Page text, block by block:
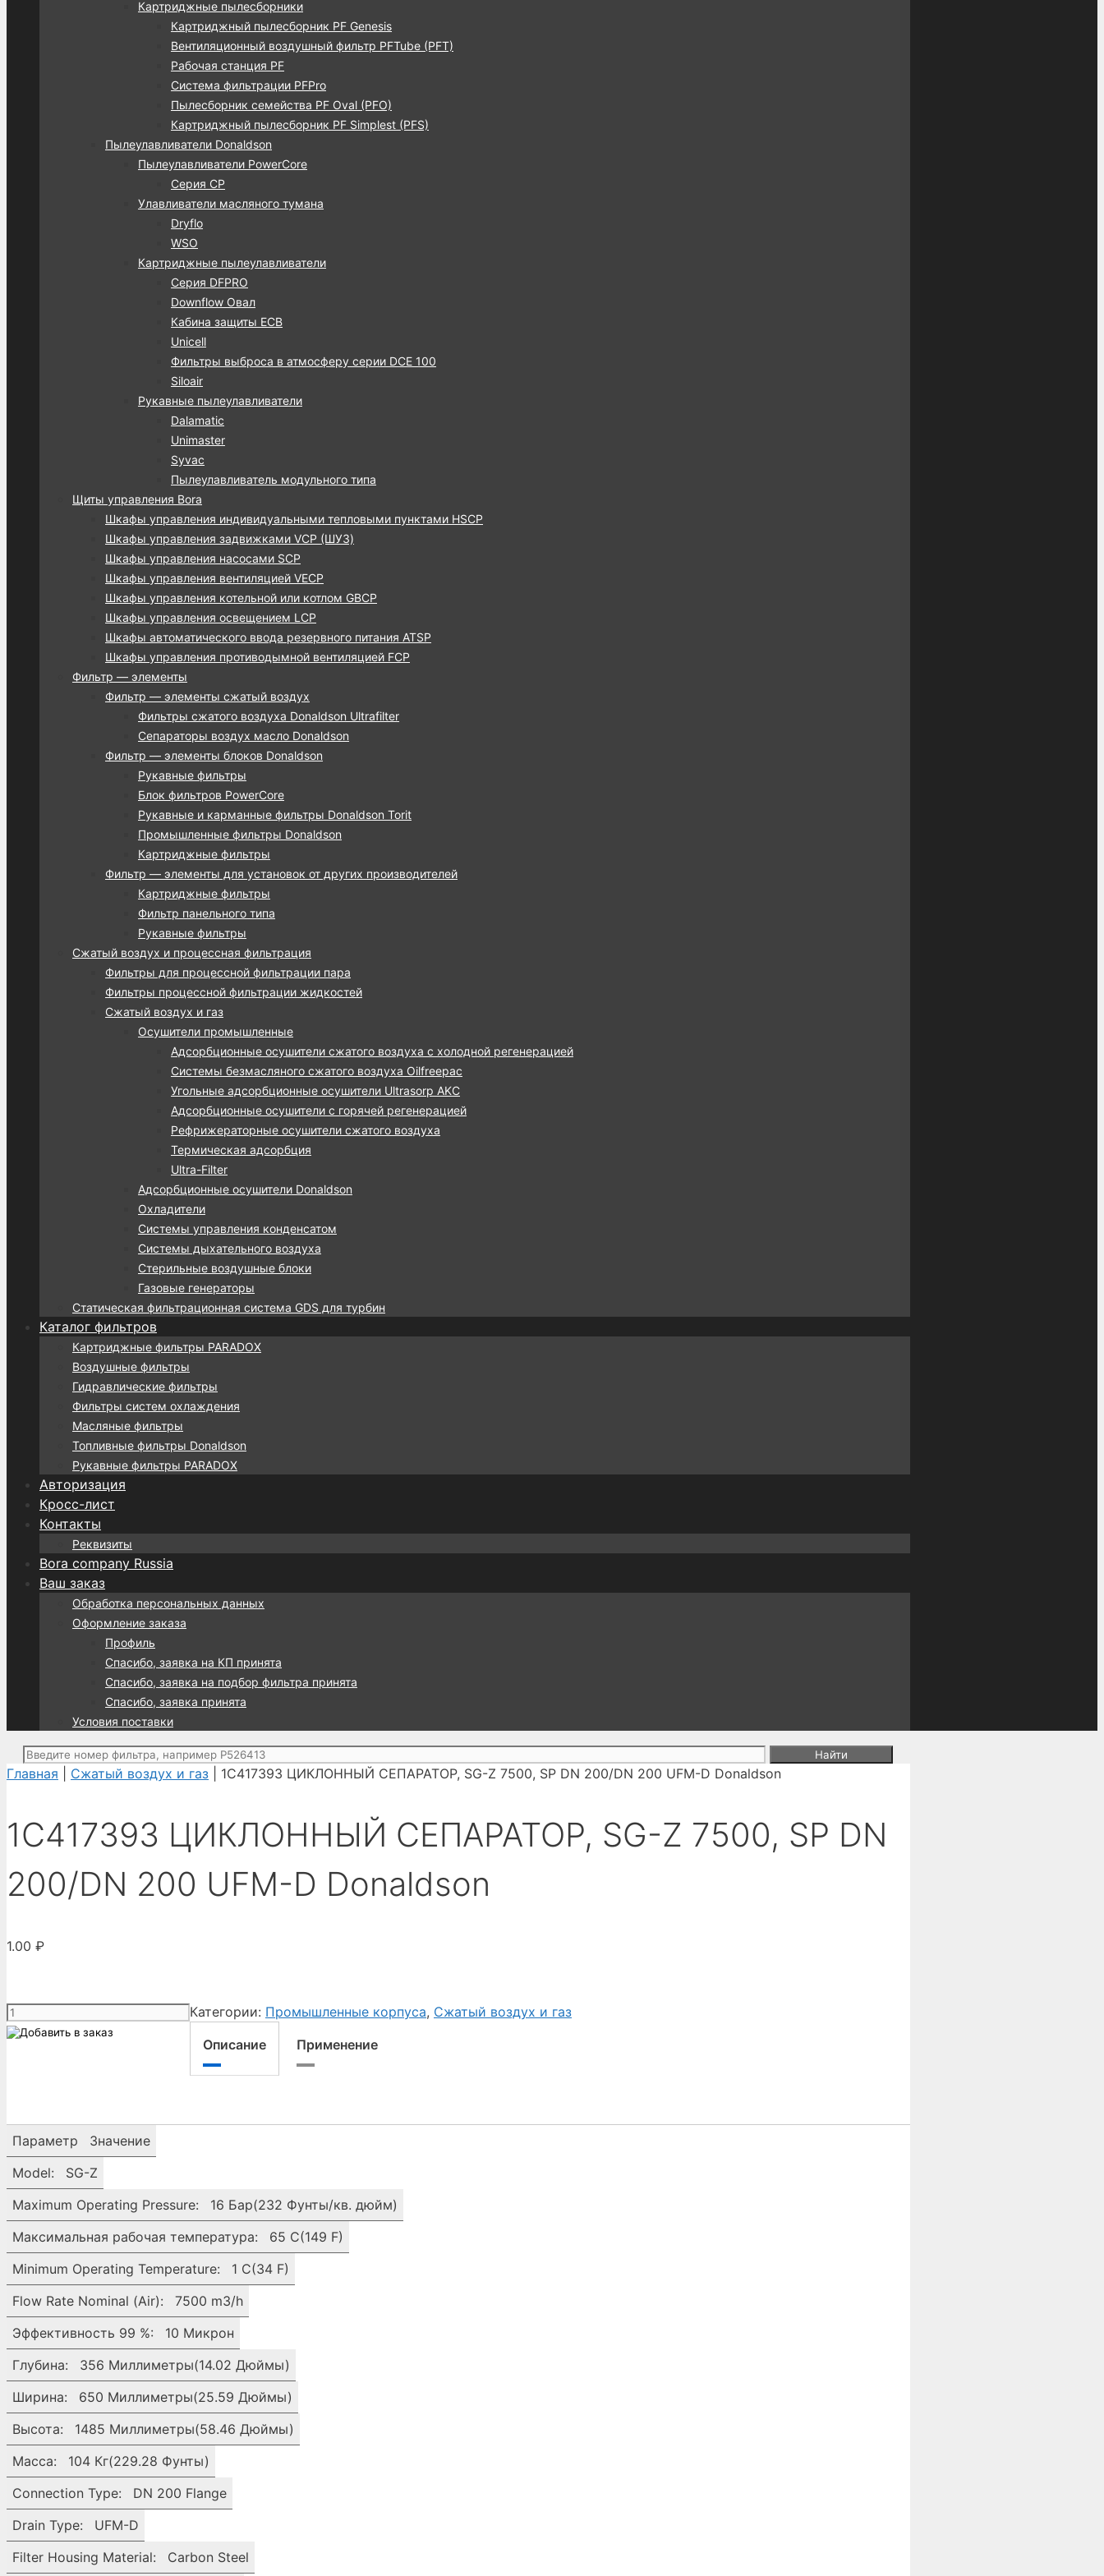
Картриджные пылесборники
Картриджный пылесборник PF Genesis
Вентиляционный воздушный фильтр PFTube (PFT)
Рабочая станция PF
Система фильтрации PFPro
Пылесборник семейства PF Oval (PFO)
Картриджный пылесборник PF Simplest (PFS)
Пылеулавливатели Donaldson
Пылеулавливатели PowerCore
Серия CP
Улавливатели масляного тумана
Dryflo
WSO
Картриджные пылеулавливатели
Серия DFPRO
Downflow Овал
Кабина защиты ECB
Unicell
Фильтры выброса в атмосферу серии DCE 100
Siloair
Рукавные пылеулавливатели
Dalamatic
Unimaster
Syvac
Пылеулавливатель модульного типа
Щиты управления Bora
Шкафы управления индивидуальными тепловыми пунктами HSCP
Шкафы управления задвижками VCP (ШУЗ)
Шкафы управления насосами SCP
Шкафы управления вентиляцией VECP
Шкафы управления котельной или котлом GBCP
Шкафы управления освещением LCP
Шкафы автоматического ввода резервного питания ATSP
Шкафы управления противодымной вентиляцией FCP
Фильтр — элементы
Фильтр — элементы сжатый воздух
Фильтры сжатого воздуха Donaldson Ultrafilter
Сепараторы воздух масло Donaldson
Фильтр — элементы блоков Donaldson
Рукавные фильтры
Блок фильтров PowerCore
Рукавные и карманные фильтры Donaldson Torit
Промышленные фильтры Donaldson
Картриджные фильтры
Фильтр — элементы для установок от других производителей
Картриджные фильтры
Фильтр панельного типа
Рукавные фильтры
Сжатый воздух и процессная фильтрация
Фильтры для процессной фильтрации пара
Фильтры процессной фильтрации жидкостей
Сжатый воздух и газ
Осушители промышленные
Адсорбционные осушители сжатого воздуха с холодной регенерацией
Системы безмасляного сжатого воздуха Oilfreepac
Угольные адсорбционные осушители Ultrasorp AKC
Адсорбционные осушители с горячей регенерацией
Рефрижераторные осушители сжатого воздуха
Термическая адсорбция
Ultra-Filter
Адсорбционные осушители Donaldson
Охладители
Системы управления конденсатом
Системы дыхательного воздуха
Стерильные воздушные блоки
Газовые генераторы
Статическая фильтрационная система GDS для турбин
Каталог фильтров
Картриджные фильтры PARADOX
Воздушные фильтры
Гидравлические фильтры
Фильтры систем охлаждения
Масляные фильтры
Топливные фильтры Donaldson
Рукавные фильтры PARADOX
Авторизация
Кросс-лист
Контакты
Реквизиты
Bora company Russia
Ваш заказ
Обработка персональных данных
Оформление заказа
Профиль
Спасибо, заявка на КП принята
Спасибо, заявка на подбор фильтра принята
Спасибо, заявка принята
Условия поставки
Поиск:
Главная
Сжатый воздух и газ | 1C417393 ЦИКЛОННЫЙ СЕПАРАТОР, SG-Z 7500, SP DN 200/DN 200 UFM-D Donaldson
1C417393 ЦИКЛОННЫЙ СЕПАРАТОР, SG-Z 7500, SP DN
200/DN 200 UFM-D Donaldson
1.00 ₽
Количество
товара
Z
7500,
SP
DN
200/DN
200
UFM-
D
Donaldson
Категории: Промышленные корпуса, Сжатый воздух и газ
Описание
Применение
Параметр
Значение
Model:
SG-Z
Maximum Operating Pressure:
16 Бар(232 Фунты/кв. дюйм)
Максимальная рабочая температура:
65 C(149 F)
Minimum Operating Temperature:
1 C(34 F)
Flow Rate Nominal (Air):
7500 m3/h
Эффективность 99 %:
10 Микрон
Глубина:
356 Миллиметры(14.02 Дюймы)
Ширина:
650 Миллиметры(25.59 Дюймы)
Высота:
1485 Миллиметры(58.46 Дюймы)
Масса:
104 Кг(229.28 Фунты)
Connection Type:
DN 200 Flange
Drain Type:
UFM-D
Filter Housing Material:
Carbon Steel